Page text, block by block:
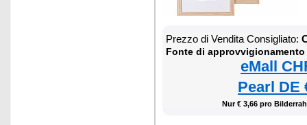
Prezzo di Vendita Consigliato:
Fonte di approvvigionamento
eMall
Pearl DE
Nur € 3,66 pro